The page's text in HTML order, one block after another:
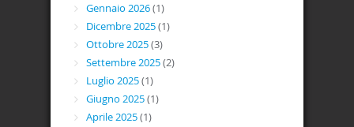
Gennaio 2026(1)
Dicembre 2025(1)
Ottobre 2025(3)
Settembre 2025(2)
Luglio 2025(1)
Giugno 2025(1)
Aprile 2025(1)